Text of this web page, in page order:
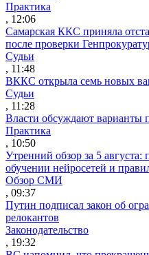
Практика
, 12:06
Самарская ККС приняла
после проверки
Судьи
, 11:48
ВККС открыла семь новых
Судьи
, 11:28
Власти обсуждают варианты
Практика
, 10:50
Утренний обзор за 5
обучении нейросетей и
Обзор СМИ
, 09:37
Путин подписал закон об
релокантов
Законодательство
, 19:32